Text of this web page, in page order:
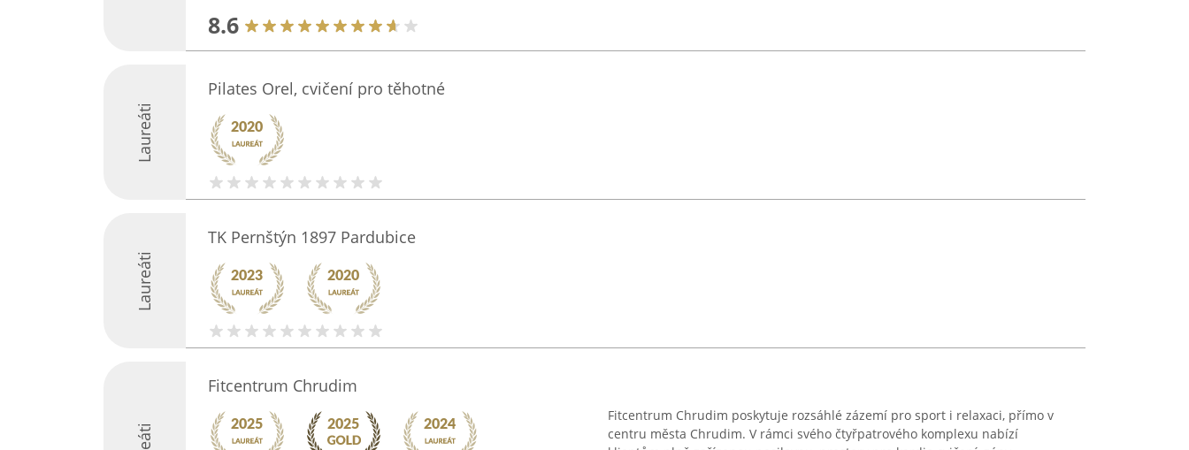
8.6
Laureáti
Pilates Orel, cvičení pro těhotné
Laureáti
TK Pernštýn 1897 Pardubice
Fitcentrum Chrudim
Fitcentrum Chrudim poskytuje rozsáhlé zázemí pro sport i relaxaci, přímo v
centru města Chrudim. V rámci svého čtyřpatrového komplexu nabízí